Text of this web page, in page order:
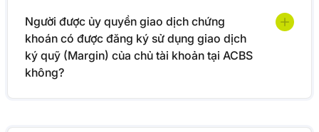
Người được ủy quyền giao dịch chứng
khoán có được đăng ký sử dụng giao dịch
ký quỹ (Margin) của chủ tài khoản tại ACBS
không?